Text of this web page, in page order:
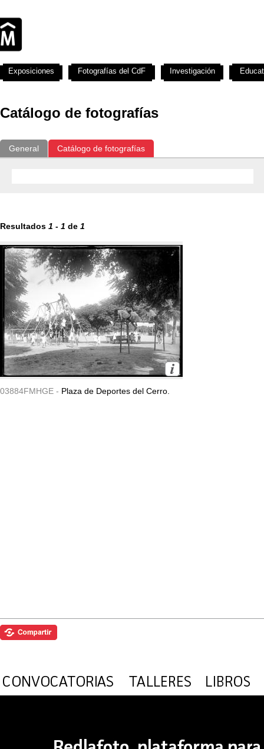
Catálogo de fotografías
General Catálogo de fotografías
Resultados 1 - 1 de 1
03884FMHGE - Plaza de Deportes del Cerro.
Exposiciones Fotografías del CdF Investigación